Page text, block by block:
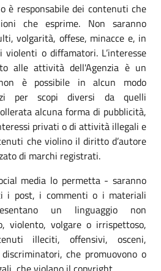
è responsabile dei contenuti che
che esprime. Non saranno
volgarità, offese, minacce e, in
violenti o diffamatori. L’interesse
alle attività dell'Agenzia è un
è possibile in alcun modo
per scopi diversi da quelli
alcuna forma di pubblicità,
privati o di attività illegali e
che violino il diritto d’autore
di marchi registrati.
media lo permetta - saranno
i post, i commenti o i materiali
un linguaggio non
violento, volgare o irrispettoso,
illeciti, offensivi, osceni,
che promuovono o